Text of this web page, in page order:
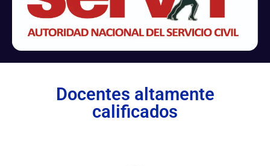
Docentes altamente
calificados